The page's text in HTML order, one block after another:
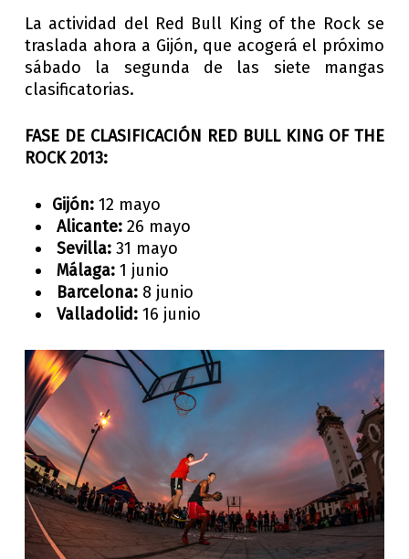
La actividad del Red Bull King of the Rock se
traslada ahora a Gijón, que acogerá el próximo
sábado la segunda de las siete mangas
clasificatorias.
FASE DE CLASIFICACIÓN RED BULL KING OF THE
ROCK 2013:
Gijón: 12 mayo
Alicante: 26 mayo
Sevilla:31 mayo
Málaga: 1 junio
Barcelona:8 junio
Valladolid:16 junio